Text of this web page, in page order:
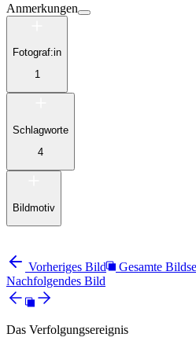
Anmerkungen
Fotograf:in
1
Schlagworte
4
Bildmotiv
Vorheriges Bild
Gesamte
Nachfolgendes Bild
Das Verfolgungsereignis